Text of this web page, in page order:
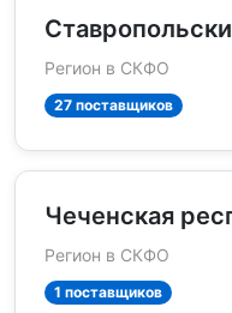
Регион в СКФО
27 поставщиков
Чеченская
Регион в СКФО
1 поставщиков